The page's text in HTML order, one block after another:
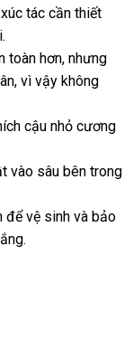
hàng
tác cần thiết
toàn hơnđặt
mua
, đăng
ký
nhưng
xuất
, vì vậy không
cậu nhỏ cương
vào sâu bên trong
Nhật
Bản
để vệ sinh mini
và bảo